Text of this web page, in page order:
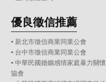
優良徵信推薦
▪ 新北市徵信商業同業公會
▪ 台中市徵信商業同業公會
▪ 中華民國婚姻感情家庭暴力關懷
協會